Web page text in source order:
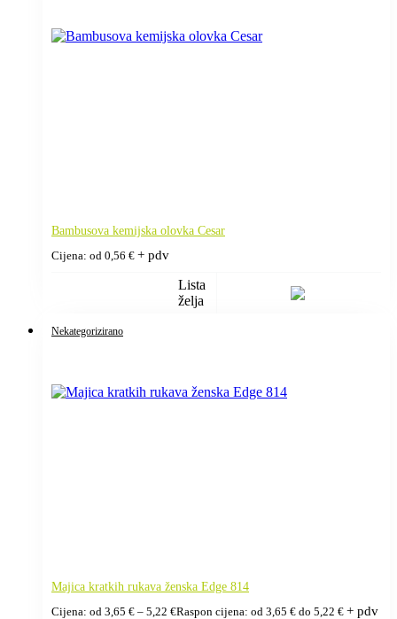
Bambusova kemijska olovka Cesar
Cijena: od 0,56 € + pdv
Lista
želja
Nekategorizirano
Majica kratkih rukava ženska Edge 814
Cijena: od 3,65 € – 5,22 €Raspon cijena: od 3,65 € do 5,22 € + pdv